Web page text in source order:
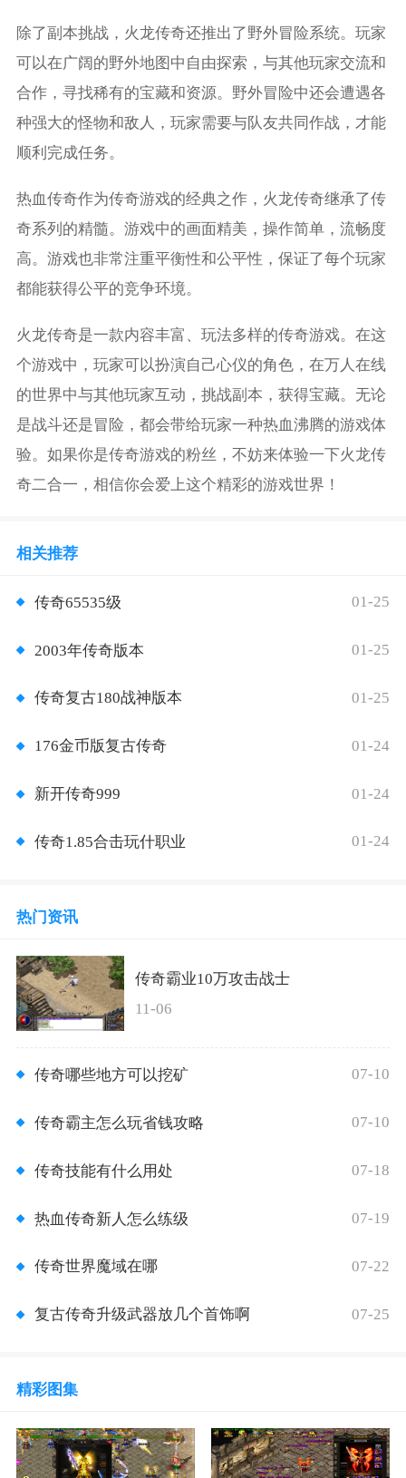
除了副本挑战，火龙传奇还推出了野外冒险系统。玩家
可以在广阔的野外地图中自由探索，与其他玩家交流和
合作，寻找稀有的宝藏和资源。野外冒险中还会遭遇各
种强大的怪物和敌人，玩家需要与队友共同作战，才能
顺利完成任务。
热血传奇作为传奇游戏的经典之作，火龙传奇继承了传
奇系列的精髓。游戏中的画面精美，操作简单，流畅度
高。游戏也非常注重平衡性和公平性，保证了每个玩家
都能获得公平的竞争环境。
火龙传奇是一款内容丰富、玩法多样的传奇游戏。在这
个游戏中，玩家可以扮演自己心仪的角色，在万人在线
的世界中与其他玩家互动，挑战副本，获得宝藏。无论
是战斗还是冒险，都会带给玩家一种热血沸腾的游戏体
验。如果你是传奇游戏的粉丝，不妨来体验一下火龙传
奇二合一，相信你会爱上这个精彩的游戏世界！
相关推荐
传奇65535级 01-25
2003年传奇版本 01-25
传奇复古180战神版本 01-25
176金币版复古传奇 01-24
新开传奇999 01-24
传奇1.85合击玩什职业 01-24
热门资讯
传奇霸业10万攻击战士
11-06
传奇哪些地方可以挖矿 07-10
传奇霸主怎么玩省钱攻略 07-10
传奇技能有什么用处 07-18
热血传奇新人怎么练级 07-19
传奇世界魔域在哪 07-22
复古传奇升级武器放几个首饰啊 07-25
精彩图集